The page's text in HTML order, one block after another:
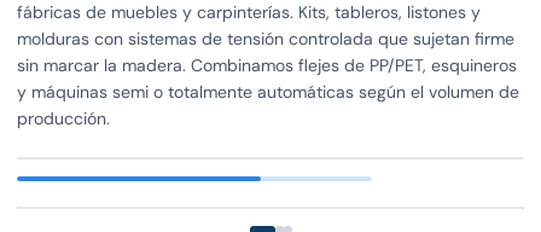
fábricas de muebles y carpinterías. Kits, tableros, listones y
molduras con sistemas de tensión controlada que sujetan firme
sin marcar la madera. Combinamos flejes de PP/PET, esquineros
y máquinas semi o totalmente automáticas según el volumen de
producción.